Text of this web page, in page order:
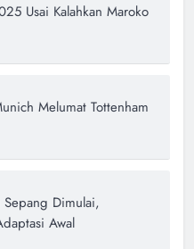
Usai Kalahkan Maroko
Melumat Tottenham
Dimulai,
Awal